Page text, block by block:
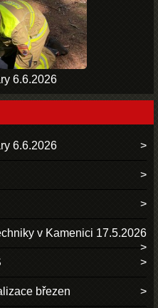
6.6.2026
6.6.2026
v Kamenici 17.5.2026
březen